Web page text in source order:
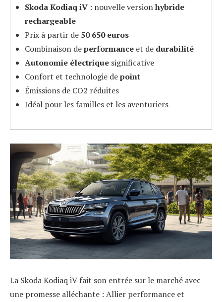
Skoda Kodiaq iV: nouvelle versionhybride
rechargeable
Prix à partir de 50 650 euros
Combinaison deperformanceet de durabilité
Autonomie électriquesignificative
Confort et technologie depoint
Émissions de CO2 réduites
Idéal pour les familles et les aventuriers
La Skoda Kodiaq iV fait son entrée sur le marché avec
une promesse alléchante : Allier performance et